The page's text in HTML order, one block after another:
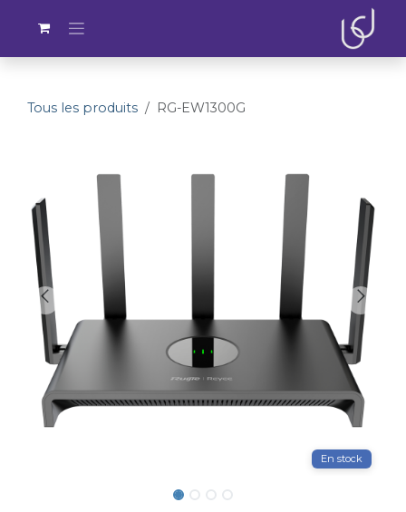
Tous les produits RG-EW1300G
En stock